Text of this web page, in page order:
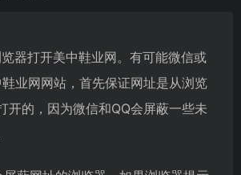
器打开美中鞋业网。有可能微信或
业网网站，首先保证网址是从浏览
开的，因为微信和QQ会屏蔽一些未